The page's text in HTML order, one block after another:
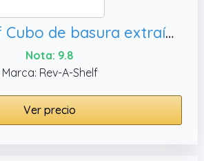
Rev-A-Shelf Cubo de basura extraíble para armarios de cocina, RV-12KD-17C S
Nota: 9.8
Marca: Rev-A-Shelf
Ver precio